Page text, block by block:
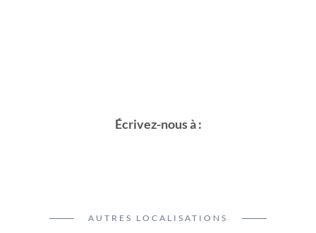
Écrivez-nous à :
AUTRES LOCALISATIONS